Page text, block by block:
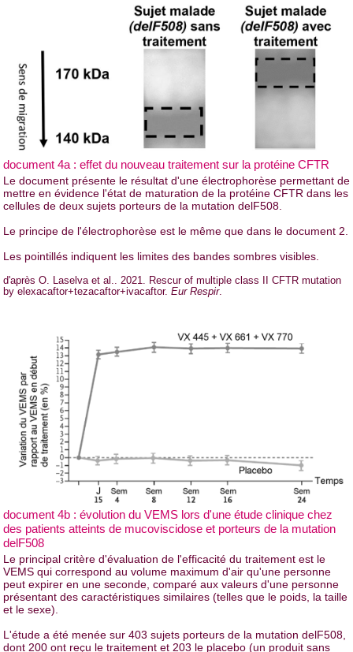
document 4a : effet du nouveau traitement sur la protéine CFTR
Le document présente le résultat d'une électrophorèse permettant de
mettre en évidence l'état de maturation de la protéine CFTR dans les
cellules de deux sujets porteurs de la mutation delF508.
Le principe de l'électrophorèse est le même que dans le document 2.
Les pointillés indiquent les limites des bandes sombres visibles.
d'après O. Laselva et al.. 2021. Rescur of multiple class II CFTR mutation
by elexacaftor+tezacaftor+ivacaftor. Eur Respir.
document 4b : évolution du VEMS lors d'une étude clinique chez
des patients atteints de mucoviscidose et porteurs de la mutation
delF508
Le principal critère d'évaluation de l'efficacité du traitement est le
VEMS qui correspond au volume maximum d'air qu'une personne
peut expirer en une seconde, comparé aux valeurs d'une personne
présentant des caractéristiques similaires (telles que le poids, la taille
et le sexe).
L'étude a été menée sur 403 sujets porteurs de la mutation delF508,
dont 200 ont reçu le traitement et 203 le placebo (un produit sans